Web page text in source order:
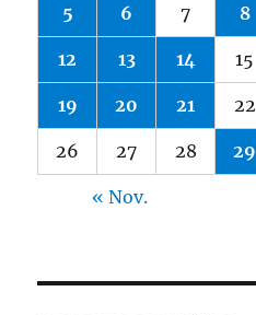
5 6 7 8
12 13 14 15
19 20 21 22
26 27 28 29
« Nov.